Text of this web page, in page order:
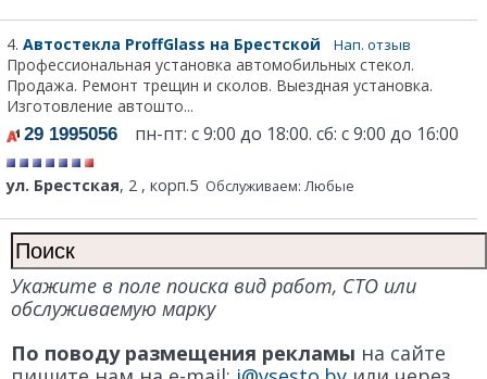
4. Автостекла ProffGlass на Брестской Нап. отзыв
Профессиональная установка автомобильных стекол.
Продажа. Ремонт трещин и сколов. Выездная установка.
Изготовление автошто...
29 1995056 пн-пт: с 9:00 до 18:00. сб: с 9:00 до 16:00
ул. Брестская, 2 , корп.5 Обслуживаем: Любые
Укажите в поле поиска вид работ, СТО или
обслуживаемую марку
По поводу размещения рекламы на сайте